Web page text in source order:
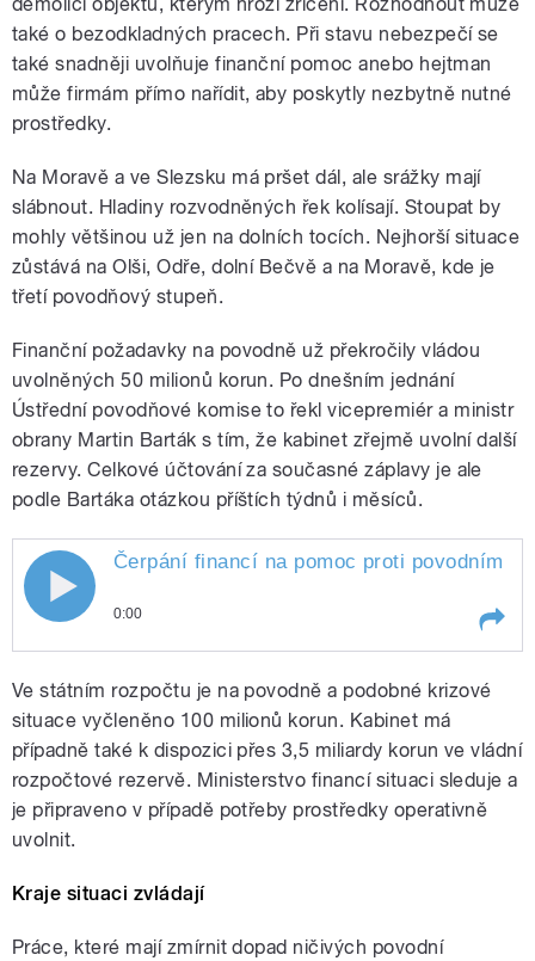
také o bezodkladných pracech. Při stavu nebezpečí se
také snadněji uvolňuje finanční pomoc anebo hejtman
může firmám přímo nařídit, aby poskytly nezbytně nutné
prostředky.
Na Moravě a ve Slezsku má pršet dál, ale srážky mají
slábnout. Hladiny rozvodněných řek kolísají. Stoupat by
mohly většinou už jen na dolních tocích. Nejhorší situace
zůstává na Olši, Odře, dolní Bečvě a na Moravě, kde je
třetí povodňový stupeň.
Finanční požadavky na povodně už překročily vládou
uvolněných 50 milionů korun. Po dnešním jednání
Ústřední povodňové komise to řekl vicepremiér a ministr
obrany Martin Barták s tím, že kabinet zřejmě uvolní další
rezervy. Celkové účtování za současné záplavy je ale
podle Bartáka otázkou příštích týdnů i měsíců.
pause
Čerpání financí na pomoc proti povodním
0:00
povodním vysvětlil ministr obrany
Martin
Ve státním rozpočtu je na povodně a podobné krizové
situace vyčleněno 100 milionů korun. Kabinet má
případně také k dispozici přes 3,5 miliardy korun ve vládní
rozpočtové rezervě. Ministerstvo financí situaci sleduje a
je připraveno v případě potřeby prostředky operativně
uvolnit.
Kraje situaci zvládají
Práce, které mají zmírnit dopad ničivých povodní